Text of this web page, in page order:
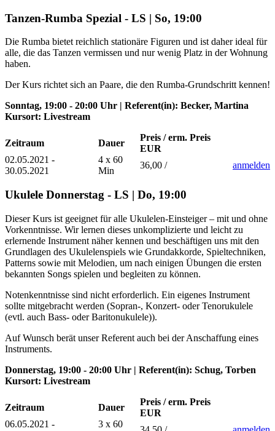
Tanzen-Rumba Spezial - LS | So, 19:00
Die Rumba bietet reichlich stationäre Figuren und ist daher ideal für
alle, die das Tanzen vermissen und nur wenig Platz in der Wohnung
haben.
Der Kurs richtet sich an Paare, die den Rumba-Grundschritt kennen!
Sonntag, 19:00 - 20:00 Uhr | Referent(in): Becker, Martina
Kursort: Livestream
Zeitraum Dauer
Preis / erm. Preis
EUR
02.05.2021 -
30.05.2021
4 x 60
Min
36,00 / anmelden
Ukulele Donnerstag - LS | Do, 19:00
Dieser Kurs ist geeignet für alle Ukulelen-Einsteiger – mit und ohne
Vorkenntnisse. Wir lernen dieses unkomplizierte und leicht zu
erlernende Instrument näher kennen und beschäftigen uns mit den
Grundlagen des Ukulelenspiels wie Grundakkorde, Spieltechniken,
Patterns sowie mit Melodien, um nach einigen Übungen die ersten
bekannten Songs spielen und begleiten zu können.
Notenkenntnisse sind nicht erforderlich. Ein eigenes Instrument
sollte mitgebracht werden (Sopran-, Konzert- oder Tenorukulele
(evtl. auch Bass- oder Baritonukulele)).
Auf Wunsch berät unser Referent auch bei der Anschaffung eines
Instruments.
Donnerstag, 19:00 - 20:00 Uhr | Referent(in): Schug, Torben
Kursort: Livestream
Zeitraum Dauer
Preis / erm. Preis
EUR
06.05.2021 -
3 x 60